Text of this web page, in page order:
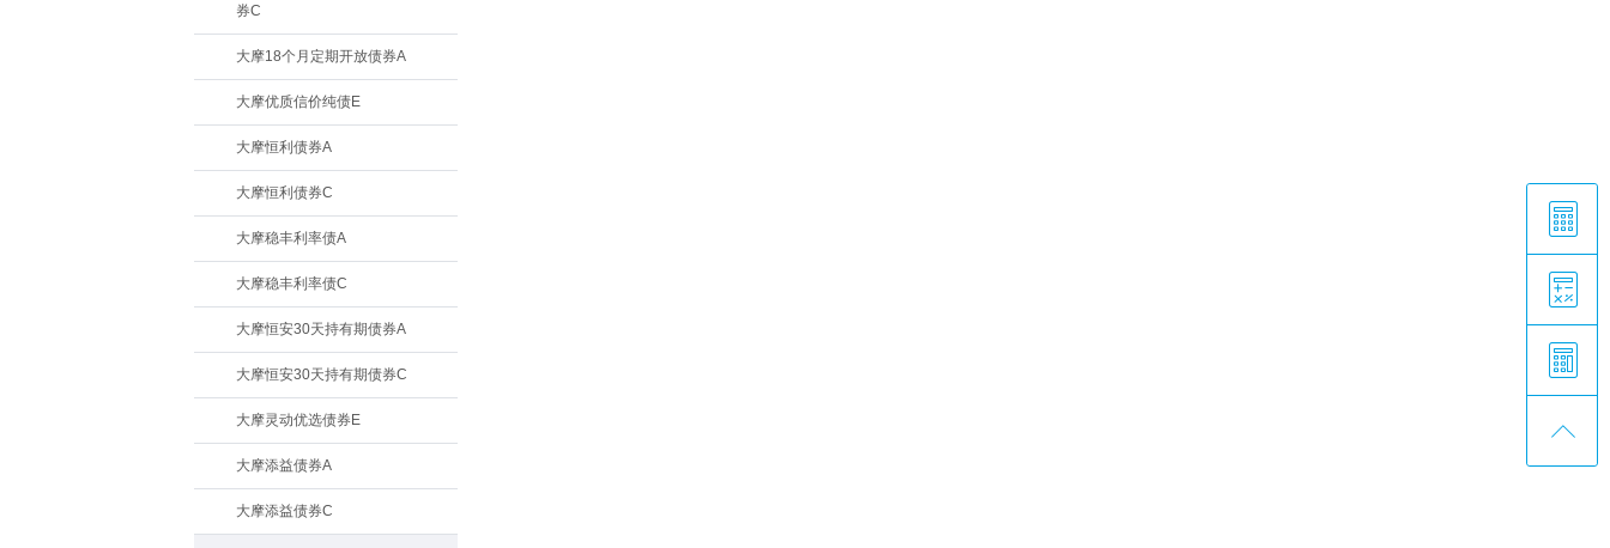
券C
大摩18个月定期开放债券A
大摩优质信价纯债E
大摩恒利债券A
大摩恒利债券C
大摩稳丰利率债A
大摩稳丰利率债C
大摩恒安30天持有期债券A
大摩恒安30天持有期债券C
大摩灵动优选债券E
大摩添益债券A
大摩添益债券C